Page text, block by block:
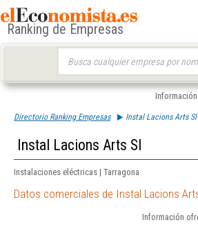
Ranking de Empresas
Directorio Ranking Empresas Instal Lacions Arts Sl
Instal Lacions Arts Sl
Instalaciones eléctricas | Tarragona
Datos comerciales de Instal Lacions
Información